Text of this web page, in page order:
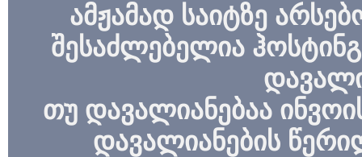
ამჟამად საიტზე
შესაძლებელია
თუ დავალიანებაა
დავალიანების